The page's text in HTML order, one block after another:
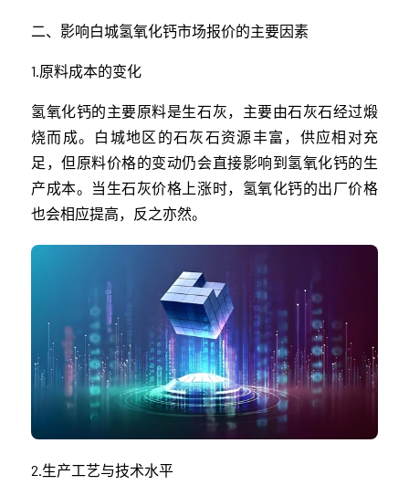
二、影响白城氢氧化钙市场报价的主要因素
1.原料成本的变化
氢氧化钙的主要原料是生石灰，主要由石灰石经过煅
烧而成。白城地区的石灰石资源丰富，供应相对充
足，但原料价格的变动仍会直接影响到氢氧化钙的生
产成本。当生石灰价格上涨时，氢氧化钙的出厂价格
也会相应提高，反之亦然。
2.生产工艺与技术水平